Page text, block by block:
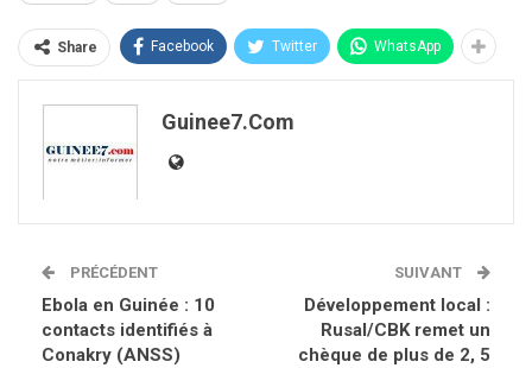
Share Facebook Twitter WhatsApp
Guinee7.com
PRÉCÉDENT
Ebola en Guinée : 10
contacts identifiés à
Conakry (ANSS)
SUIVANT
Développement local :
Rusal/CBK remet un
chèque de plus de 2, 5